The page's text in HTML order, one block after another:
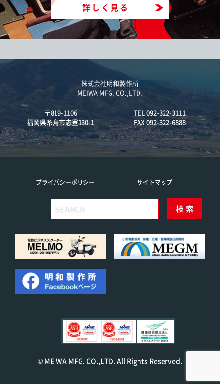
詳しく見る
株式会社明和製作所
MEIWA MFG. CO.,LTD.
〒819-1106
福岡県糸島市志登130-1
TEL 092-322-3111
FAX 092-322-6888
プライバシーポリシー サイトマップ
© MEIWA MFG. CO.,LTD. All Rights Reserved.